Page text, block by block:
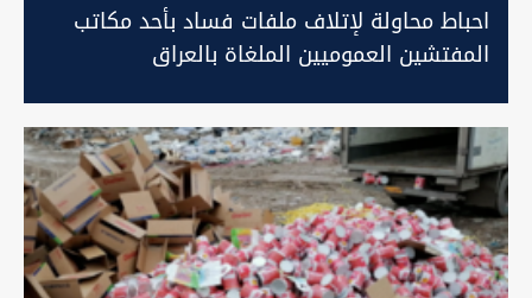
احباط محاولة لإتلاف ملفات فساد بأحد مكاتب
المفتشين العموميين الملغاة بالعراق